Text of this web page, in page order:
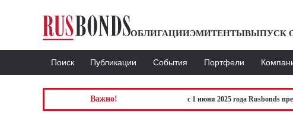
ОБЛИГАЦИИЭМИТЕНТЫВЫПУСК
Поиск Публикации События Портфели
Важно! с 1 июня 2025 года Rusbonds